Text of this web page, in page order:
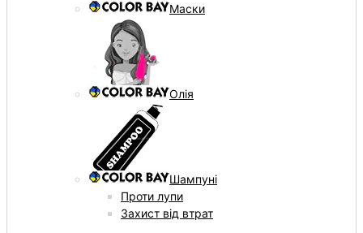
Маски
Олія
Шампуні
Проти лупи
Захист від втрат